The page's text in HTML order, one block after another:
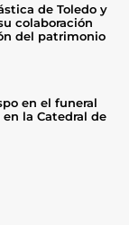
de Toledo y
colaboración
del patrimonio
en el funeral
en la Catedral de